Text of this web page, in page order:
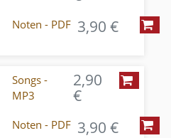
Noten - PDF 3,90 €
Songs -
MP3
2,90
€
Noten - PDF 3,90 €